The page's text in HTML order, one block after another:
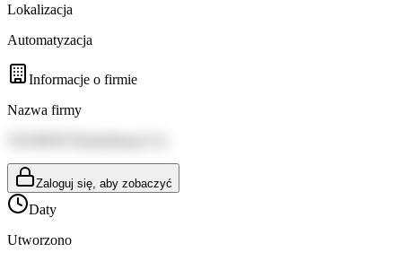
Lokalizacja
Automatyzacja
Informacje o firmie
Nazwa firmy
Zaloguj się, aby zobaczyć
Daty
Utworzono